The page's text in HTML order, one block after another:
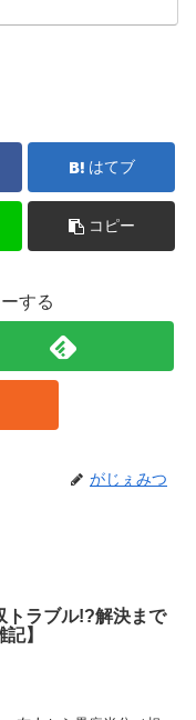
はてブ
コピー
する
がじぇみつ
トラブル!?解決まで
】